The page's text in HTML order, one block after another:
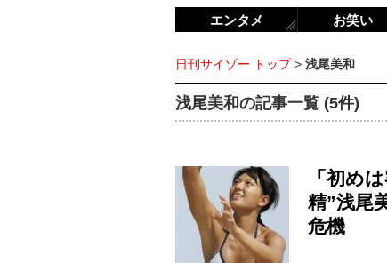
日刊サイゾー トップ> 浅尾美和
浅尾美和の記事一覧 (5件)
「初め
精”浅尾
危機
エンタメ お笑い